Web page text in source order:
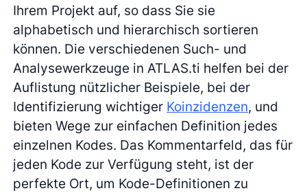
Ihrem Projekt auf, so dass Sie sie
alphabetisch und hierarchisch sortieren
können. Die verschiedenen Such- und
Analysewerkzeuge in ATLAS.ti helfen bei der
Auflistung nützlicher Beispiele, bei der
Identifizierung wichtiger Koinzidenzen, und
bieten Wege zur einfachen Definition jedes
einzelnen Kodes. Das Kommentarfeld, das für
jeden Kode zur Verfügung steht, ist der
perfekte Ort, um Kode-Definitionen zu